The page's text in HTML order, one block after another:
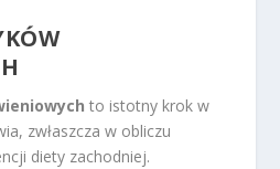
to istotny krok w
zwłaszcza w obliczu
diety zachodniej.